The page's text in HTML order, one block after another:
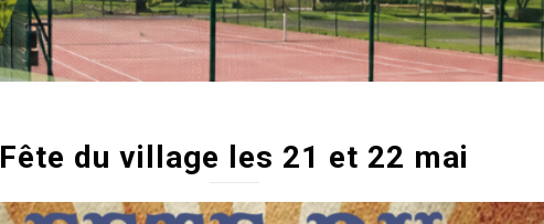
Fête du village les 21 et 22 mai